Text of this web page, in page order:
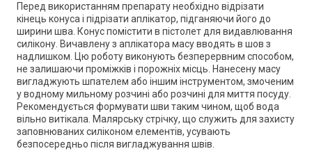
Перед використанням препарату необхідно відрізати
кінець конуса і підрізати аплікатор, підганяючи його до
ширини шва. Конус помістити в пістолет для видавлювання
силікону. Вичавлену з аплікатора масу вводять в шов з
надлишком. Цю роботу виконують безперервним способом,
не залишаючи проміжків і порожніх місць. Нанесену масу
вигладжують шпателем або іншим інструментом, змоченим
у водному мильному розчині або розчині для миття посуду.
Рекомендується формувати шви таким чином, щоб вода
вільно витікала. Малярську стрічку, що служить для захисту
заповнюваних силіконом елементів, усувають
безпосередньо після вигладжування швів.